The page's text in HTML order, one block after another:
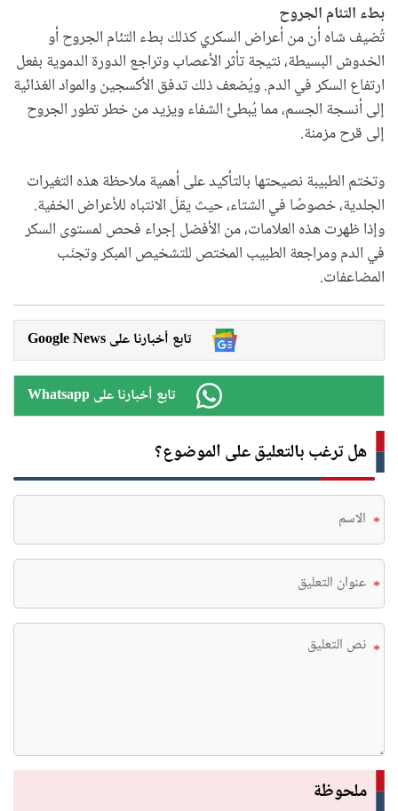
بطء التئام الجروح
تُضيف شاه أن من أعراض السكري كذلك بطء التئام الجروح أو
الخدوش البسيطة، نتيجة تأثر الأعصاب وتراجع الدورة الدموية بفعل
ارتفاع السكر في الدم. ويُضعف ذلك تدفق الأكسجين والمواد الغذائية
إلى أنسجة الجسم، مما يُبطئ الشفاء ويزيد من خطر تطور الجروح
إلى قرح مزمنة.
وتختم الطبيبة نصيحتها بالتأكيد على أهمية ملاحظة هذه التغيرات
الجلدية، خصوصًا في الشتاء، حيث يقلّ الانتباه للأعراض الخفية.
وإذا ظهرت هذه العلامات، من الأفضل إجراء فحص لمستوى السكر
في الدم ومراجعة الطبيب المختص للتشخيص المبكر وتجنّب
المضاعفات.
Google News تابع أخبارنا على
Whatsapp تابع أخبارنا على
هل ترغب بالتعليق على الموضوع؟
*
*
*
ملحوظة